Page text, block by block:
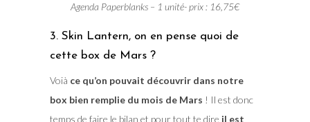
Agenda Paperblanks – 1 unité- prix : 16,75€
3. Skin Lantern, on en pense quoi de
cette box de Mars ?
Voià ce qu’on pouvait découvrir dans notre
box bien remplie du mois de Mars ! Il est donc
temps de faire le bilan et pour tout te dire il est